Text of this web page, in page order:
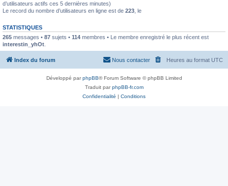
d’utilisateurs actifs ces 5 dernières minutes)
Le record du nombre d’utilisateurs en ligne est de 223 , le
STATISTIQUES
265 messages • 87 sujets • 114 membres • Le membre enregistré le plus récent est
interestin_yhOt
Index du forum Heures au format UTC
Nous contacter
Développé parphpBB® Forum Software © phpBB Limited
Traduit parphpBB-fr.com
Confidentialité | Conditions